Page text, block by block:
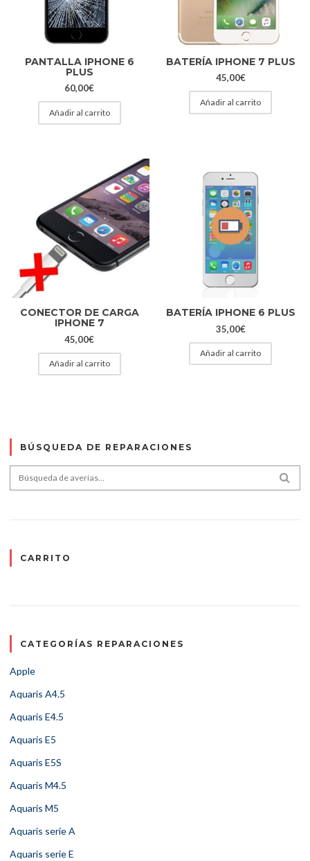
PANTALLA IPHONE 6
PLUS
60,00€
Añadir al carrito
BATERÍA IPHONE 7 PLUS
45,00€
Añadir al carrito
CONECTOR DE CARGA
IPHONE 7
45,00€
Añadir al carrito
BATERÍA IPHONE 6 PLUS
35,00€
Añadir al carrito
BÚSQUEDA DE REPARACIONES
Search for:
CARRITO
CATEGORÍAS REPARACIONES
Apple
Aquaris A4.5
Aquaris E4.5
Aquaris E5
Aquaris E5S
Aquaris M4.5
Aquaris M5
Aquaris serie A
Aquaris serie E